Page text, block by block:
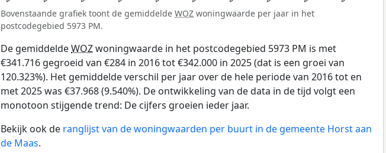
Bovenstaande grafiek toont de gemiddelde WOZ woningwaarde per jaar in het
postcodegebied 5973 PM.
De gemiddeldeWOZwoningwaarde in het postcodegebied 5973 PM is met
€341.716 gegroeid van €284 in 2016 tot €342.000 in 2025 (dat is een groei van
120.323%). Het gemiddelde verschil per jaar over de hele periode van 2016 tot en
met 2025 was €37.968 (9.540%). De ontwikkeling van de data in de tijd volgt een
monotoon stijgende trend: De cijfers groeien ieder jaar.
Bekijk ook de ranglijst van de woningwaarden per buurt in de gemeente Horst aan
de Maas.